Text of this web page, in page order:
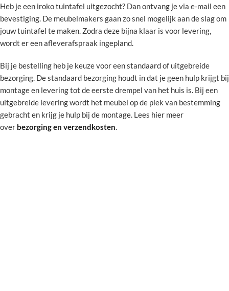
Heb je een iroko tuintafel uitgezocht? Dan ontvang je via e-mail een
bevestiging. De meubelmakers gaan zo snel mogelijk aan de slag om
jouw tuintafel te maken. Zodra deze bijna klaar is voor levering,
wordt er een afleverafspraak ingepland.
Bij je bestelling heb je keuze voor een standaard of uitgebreide
bezorging. De standaard bezorging houdt in dat je geen hulp krijgt bij
montage en levering tot de eerste drempel van het huis is. Bij een
uitgebreide levering wordt het meubel op de plek van bestemming
gebracht en krijg je hulp bij de montage. Lees hier meer
over bezorging en verzendkosten.